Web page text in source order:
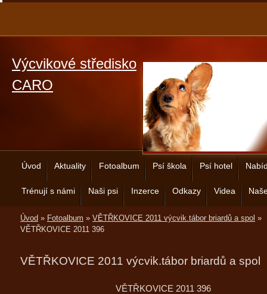
Výcvikové středisko
CARO
Úvod Aktuality Fotoalbum Psí škola Psí hotel
Trénují s námi Naši psi Inzerce Odkazy Videa
Úvod » Fotoalbum » VĚTŘKOVICE 2011 výcvik.tábor briardů a spol »
VĚTŘKOVICE 2011 396
VĚTŘKOVICE 2011 výcvik.tábor briardů a spol
VĚTŘKOVICE 2011 396